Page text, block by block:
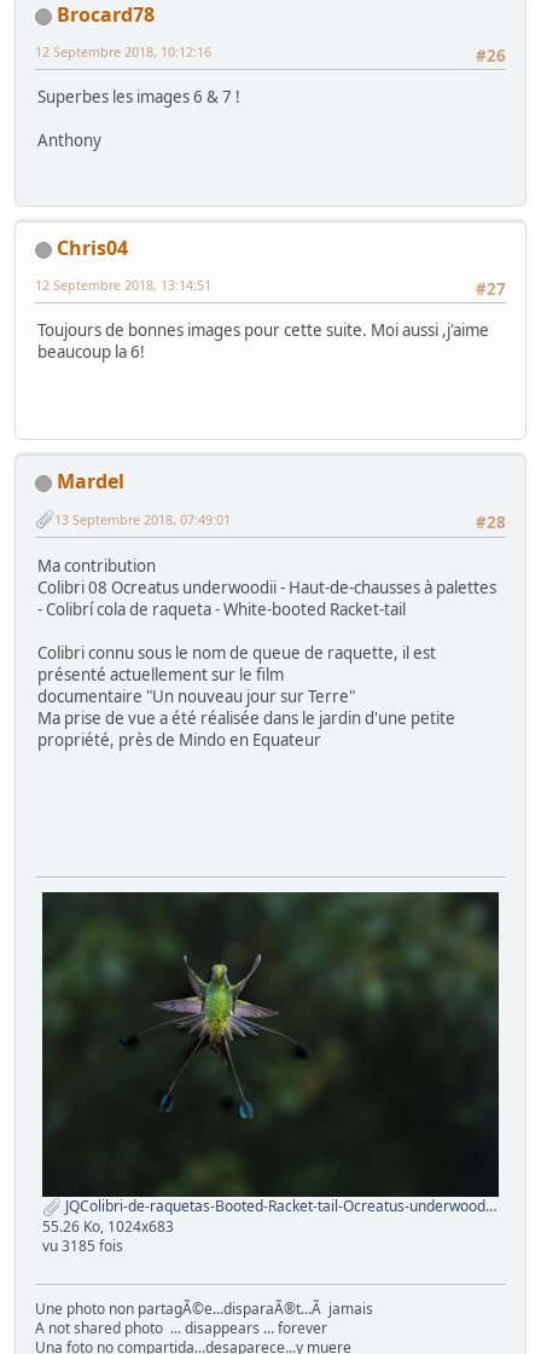
Brocard78
#26
12 Septembre 2018, 10:12:16
Superbes les images 6 & 7 !
Anthony
Chris04
#27
12 Septembre 2018, 13:14:51
Toujours de bonnes images pour cette suite. Moi aussi ,j'aime
beaucoup la 6!
Mardel
#28
13 Septembre 2018, 07:49:01
Ma contribution
Colibri 08 Ocreatus underwoodii - Haut-de-chausses à palettes
- Colibrí cola de raqueta - White-booted Racket-tail
Colibri connu sous le nom de queue de raquette, il est
présenté actuellement sur le film
documentaire "Un nouveau jour sur Terre"
Ma prise de vue a été réalisée dans le jardin d'une petite
propriété, près de Mindo en Equateur
JQColibri-de-raquetas-Booted-Racket-tail-Ocreatus-underwoodii-12.jpg
55.26 Ko, 1024x683
vu 3185 fois
Une photo non partagÃ©e...disparaÃ®t...Ã jamais
A not shared photo ... disappears ... forever
Una foto no compartida...desaparece...y muere